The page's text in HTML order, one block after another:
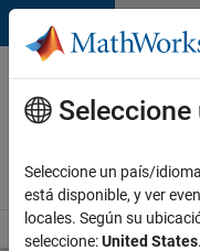
Saltar al contenido
Ofertas
de
empleo
MathWorks
Visión general Búsqueda
Seleccione un país/
está disponible, y ver
locales. Según su
seleccione:United States.